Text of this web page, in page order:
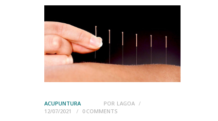
ÁREA DE MEMBROS
LOGIN
ACUPUNTURA POR LAGOA
12/07/2021
0 COMMENTS